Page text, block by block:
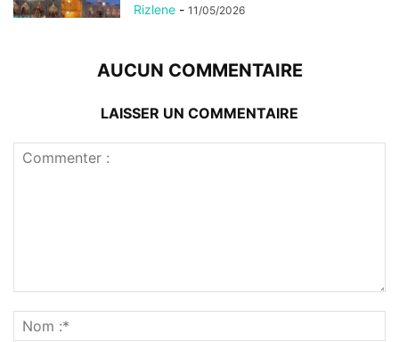
Rizlene - 11/05/2026
AUCUN COMMENTAIRE
LAISSER UN COMMENTAIRE